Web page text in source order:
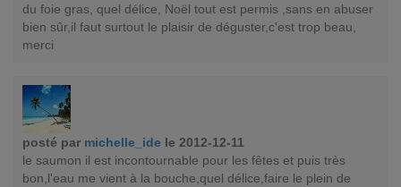
du foie gras, quel délice, Noël tout est permis ,sans en abuser
bien sûr,il faut surtout le plaisir de déguster,c'est trop beau,
merci
posté par michelle_ide le 2012-12-11
le saumon il est incontournable pour les fêtes et puis très
bon,l'eau me vient à la bouche,quel délice,faire le plein de